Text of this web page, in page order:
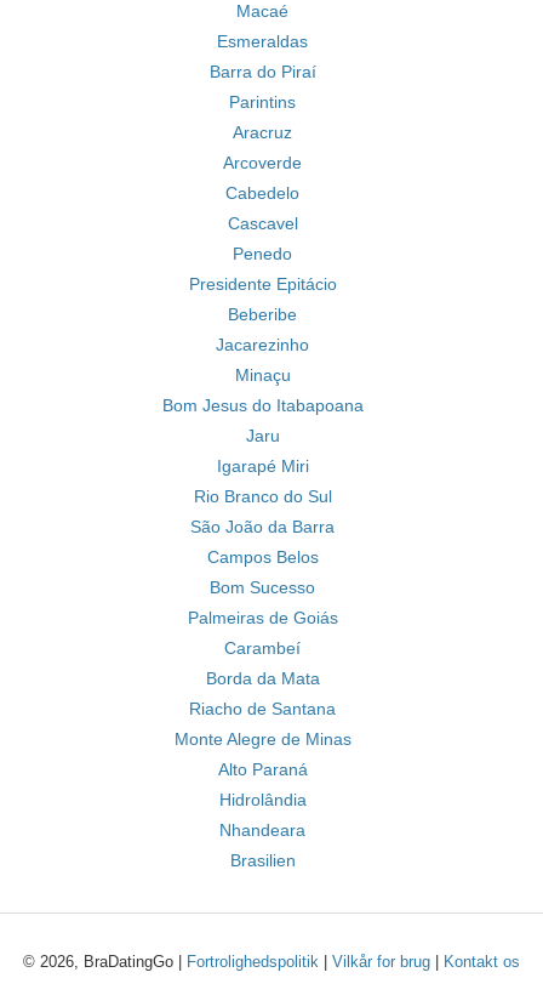
Macaé
Esmeraldas
Barra do Piraí
Parintins
Aracruz
Arcoverde
Cabedelo
Cascavel
Penedo
Presidente Epitácio
Beberibe
Jacarezinho
Minaçu
Bom Jesus do Itabapoana
Jaru
Igarapé Miri
Rio Branco do Sul
São João da Barra
Campos Belos
Bom Sucesso
Palmeiras de Goiás
Carambeí
Borda da Mata
Riacho de Santana
Monte Alegre de Minas
Alto Paraná
Hidrolândia
Nhandeara
Brasilien
© 2026, BraDatingGo | Fortrolighedspolitik Vilkår for brug Kontakt os